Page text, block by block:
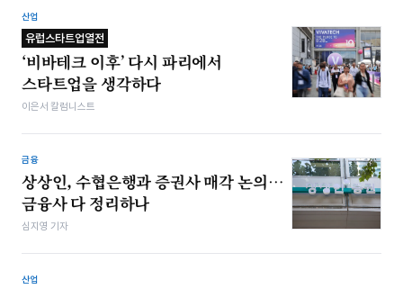
산업
유럽스타트업열전
‘비바테크 이후’ 다시 파리에서
스타트업을 생각하다
이은서 칼럼니스트
금융
상상인, 수협은행과 증권사 매각 논의…
금융사 다 정리하나
심지영 기자
산업